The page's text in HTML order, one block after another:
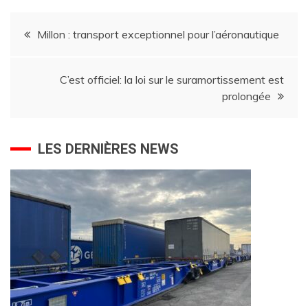
Navigation
Millon : transport exceptionnel pour l’aéronautique
C’est officiel: la loi sur le suramortissement est
prolongée
LES DERNIÈRES NEWS